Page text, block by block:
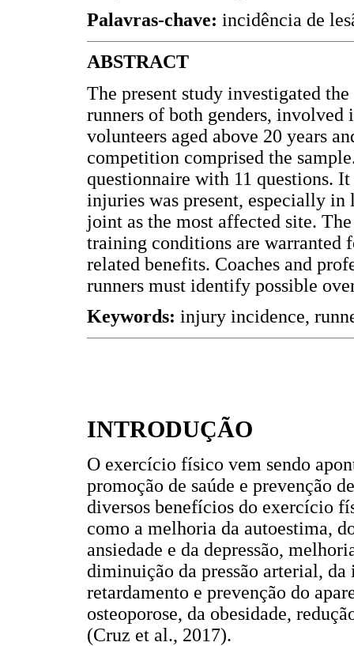
Palavras-chave: incidência de
ABSTRACT
The present study investigated
runners of both genders,
volunteers aged above 20 years
competition comprised the
questionnaire with 11 questions.
injuries was present, especially
joint as the most affected site.
training conditions are warranted
related benefits. Coaches and
runners must identify possible
Keywords: injury incidence,
INTRODUÇÃO
O exercício físico vem sendo
promoção de saúde e prevenção
diversos benefícios do exercício
como a melhoria da autoestima,
ansiedade e da depressão,
diminuição da pressão arterial,
retardamento e prevenção do
osteoporose, da obesidade,
(Cruz et al., 2017).